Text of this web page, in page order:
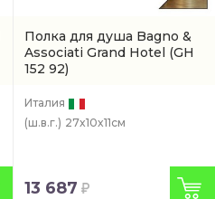
Полкa для душа Bagno &
Associati Grand Hotel (GH
152 92)
Италия
(ш.в.г.) 27x10x11см
13 687